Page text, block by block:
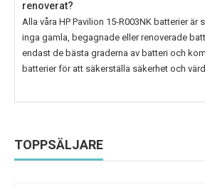
renoverat?
Alla våra HP Pavilion 15-R003NK batterier är
inga gamla, begagnade eller renoverade
endast de bästa graderna av batteri och
batterier för att säkerställa säkerhet och
TOPPSÄLJARE